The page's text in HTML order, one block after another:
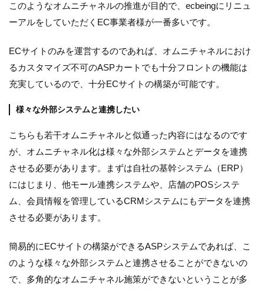
このようなオムニチャネルの推進が目的で、ecbeingにリニュ
ーアルをしていただくEC事業者様が一番多いです。
ECサイトのみを運営するのであれば、オムニチャネルにおけ
るカスタマイズ不可のASPカートでも十分フロントの機能は
充実しているので、十分ECサイトの構築が可能です。
様々な外部システムと連携したい
こちらも若干オムニチャネルと似通った内容にはなるのです
が、オムニチャネル化は様々な外部システムとデータを連携
させる必要があります。まずは自社の基幹システム（ERP）
にはじまり、他モール連携システムや、店舗のPOSシステ
ム、会員情報を管理しているCRMシステムにもデータを連携
させる必要があります。
簡易的にECサイトの構築ができるASPシステムであれば、こ
のような様々な外部システムと連携させることができないの
で、多角的なオムニチャネル施策ができないということが多